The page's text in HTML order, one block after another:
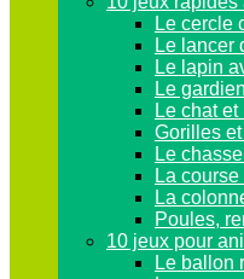
Le cercle
Le lancer
Le lapin
Le
Le chat et
Gorilles
Le
La
La
Poules,
10 jeux pour
Le ballon